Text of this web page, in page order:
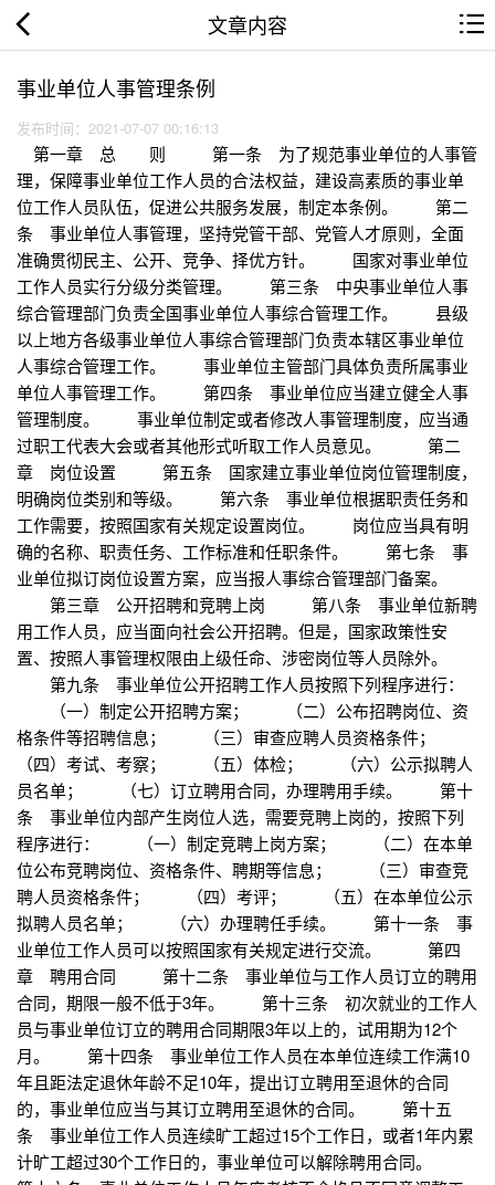
文章内容
事业单位人事管理条例
发布时间：2021-07-07 00:16:13
第一章 总 则 第一条 为了规范事业单位的人事管
理，保障事业单位工作人员的合法权益，建设高素质的事业单
位工作人员队伍，促进公共服务发展，制定本条例。 第二
条 事业单位人事管理，坚持党管干部、党管人才原则，全面
准确贯彻民主、公开、竞争、择优方针。 国家对事业单位
工作人员实行分级分类管理。 第三条 中央事业单位人事
综合管理部门负责全国事业单位人事综合管理工作。 县级
以上地方各级事业单位人事综合管理部门负责本辖区事业单位
人事综合管理工作。 事业单位主管部门具体负责所属事业
单位人事管理工作。 第四条 事业单位应当建立健全人事
管理制度。 事业单位制定或者修改人事管理制度，应当通
过职工代表大会或者其他形式听取工作人员意见。 第二
章 岗位设置 第五条 国家建立事业单位岗位管理制度，
明确岗位类别和等级。 第六条 事业单位根据职责任务和
工作需要，按照国家有关规定设置岗位。 岗位应当具有明
确的名称、职责任务、工作标准和任职条件。 第七条 事
业单位拟订岗位设置方案，应当报人事综合管理部门备案。
第三章 公开招聘和竞聘上岗 第八条 事业单位新聘
用工作人员，应当面向社会公开招聘。但是，国家政策性安
置、按照人事管理权限由上级任命、涉密岗位等人员除外。
第九条 事业单位公开招聘工作人员按照下列程序进行：
（一）制定公开招聘方案； （二）公布招聘岗位、资
格条件等招聘信息； （三）审查应聘人员资格条件；
（四）考试、考察； （五）体检； （六）公示拟聘人
员名单； （七）订立聘用合同，办理聘用手续。 第十
条 事业单位内部产生岗位人选，需要竞聘上岗的，按照下列
程序进行： （一）制定竞聘上岗方案； （二）在本单
位公布竞聘岗位、资格条件、聘期等信息； （三）审查竞
聘人员资格条件； （四）考评； （五）在本单位公示
拟聘人员名单； （六）办理聘任手续。 第十一条 事
业单位工作人员可以按照国家有关规定进行交流。 第四
章 聘用合同 第十二条 事业单位与工作人员订立的聘用
合同，期限一般不低于3年。 第十三条 初次就业的工作人
员与事业单位订立的聘用合同期限3年以上的，试用期为12个
月。 第十四条 事业单位工作人员在本单位连续工作满10
年且距法定退休年龄不足10年，提出订立聘用至退休的合同
的，事业单位应当与其订立聘用至退休的合同。 第十五
条 事业单位工作人员连续旷工超过15个工作日，或者1年内累
计旷工超过30个工作日的，事业单位可以解除聘用合同。